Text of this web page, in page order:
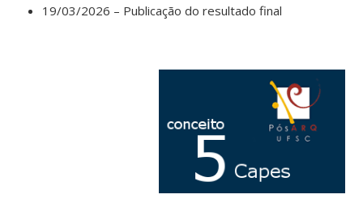
19/03/2026 – Publicação do resultado final